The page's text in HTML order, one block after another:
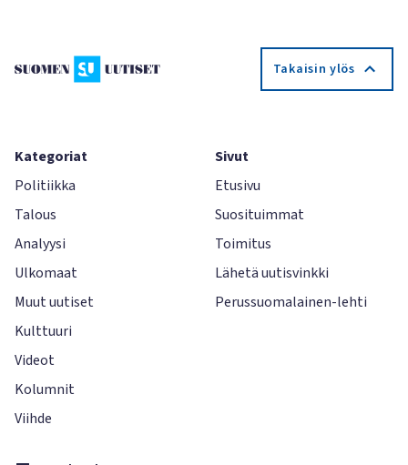
Takaisin ylös
Kategoriat
Politiikka
Talous
Analyysi
Ulkomaat
Muut uutiset
Kulttuuri
Videot
Kolumnit
Viihde
Sivut
Etusivu
Suosituimmat
Toimitus
Lähetä uutisvinkki
Perussuomalainen-lehti